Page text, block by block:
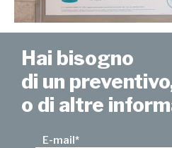
Hai bisogno
di un
o di altre
E-mail*